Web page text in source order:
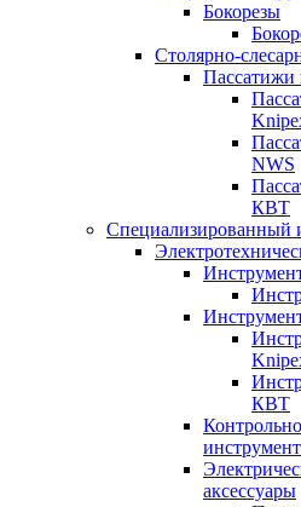
Бокорезы
Столярно-
Пассатижи
NWS
КВТ
Специализированный
КВТ
инструмент
аксессуары